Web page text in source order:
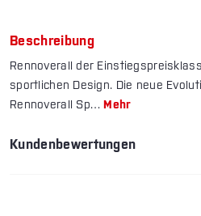
Beschreibung
Rennoverall der
sportlichen Design. Die neue
Rennoverall Sp…Mehr
Kundenbewertungen